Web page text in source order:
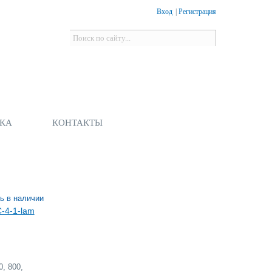
Вход Регистрация
Форма поиска
Поиск
КОНТАКТЫ
в наличии
4-1-lam
800,